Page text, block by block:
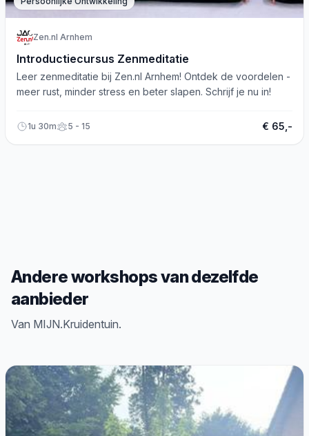
Zen.nl Arnhem
Introductiecursus Zenmeditatie
Leer zenmeditatie bij Zen.nl Arnhem! Ontdek de voordelen -
meer rust, minder stress en beter slapen. Schrijf je nu in!
1u 30m 5 - 15 € 65,-
Andere workshops van dezelfde
aanbieder
Van MIJN.Kruidentuin.